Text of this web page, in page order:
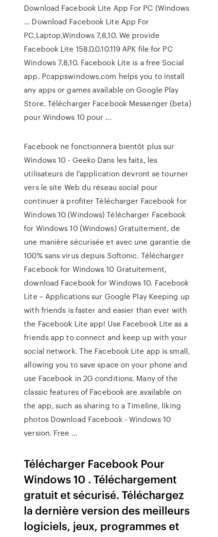
Download Facebook Lite App For PC (Windows
… Download Facebook Lite App For
PC,Laptop,Windows 7,8,10. We provide
Facebook Lite 158.0.0.10.119 APK file for PC
Windows 7,8,10. Facebook Lite is a free Social
app. Pcappswindows.com helps you to install
any apps or games available on Google Play
Store. Télécharger Facebook Messenger (beta)
pour Windows 10 pour ...
Facebook ne fonctionnera bientôt plus sur
Windows 10 - Geeko Dans les faits, les
utilisateurs de l’application devront se tourner
vers le site Web du réseau social pour
continuer à profiter Télécharger Facebook for
Windows 10 (Windows) Télécharger Facebook
for Windows 10 (Windows) Gratuitement, de
une manière sécurisée et avec une garantie de
100% sans virus depuis Softonic. Télécharger
Facebook for Windows 10 Gratuitement,
download Facebook for Windows 10. Facebook
Lite – Applications sur Google Play Keeping up
with friends is faster and easier than ever with
the Facebook Lite app! Use Facebook Lite as a
friends app to connect and keep up with your
social network. The Facebook Lite app is small,
allowing you to save space on your phone and
use Facebook in 2G conditions. Many of the
classic features of Facebook are available on
the app, such as sharing to a Timeline, liking
photos Download Facebook - Windows 10
version. Free …
Télécharger Facebook Pour
Windows 10 . Téléchargement
gratuit et sécurisé. Téléchargez
la dernière version des meilleurs
logiciels, jeux, programmes et